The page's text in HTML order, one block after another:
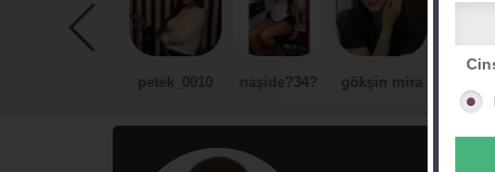
petek_0010 naşide?34? gökşin mira